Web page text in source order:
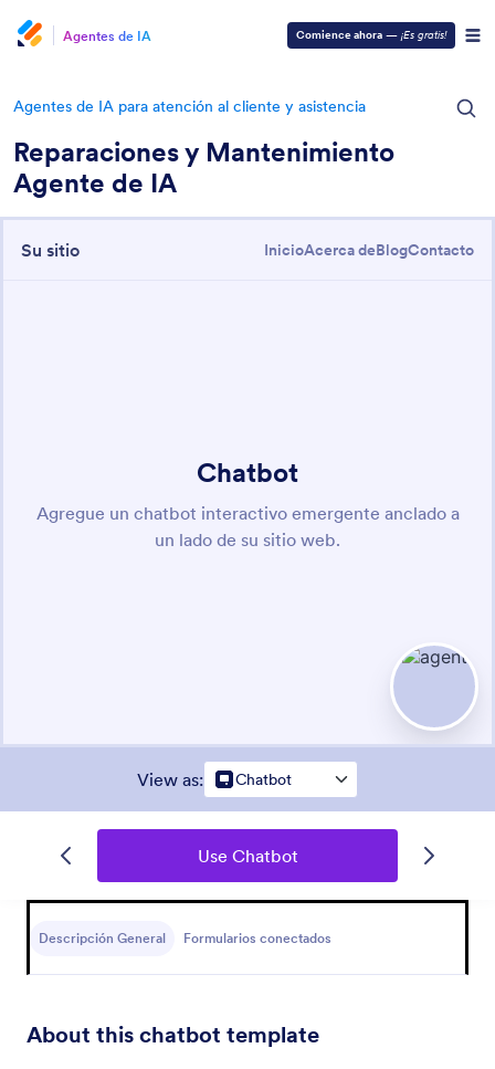
Agentes de IA Comience ahora — ¡Es gratis!
Agentes de IA para atención al cliente y asistencia
Reparaciones y Mantenimiento
Agente de IA
View as: Chatbot
Use Chatbot
Descripción General Formularios conectados
About this chatbot template